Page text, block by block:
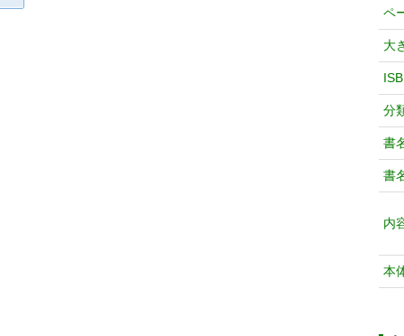
ペ
大
分
書
書
内
本